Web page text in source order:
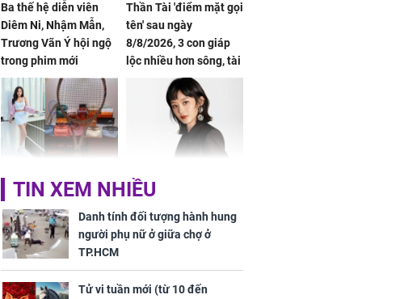
Ba thế hệ diễn viên
Diêm Ni, Nhậm Mẫn,
Trương Vãn Ý hội ngộ
trong phim mới
Thần Tài 'điểm mặt gọi
tên' sau ngày
8/8/2026, 3 con giáp
lộc nhiều hơn sông, tài
vận sáng như trăng
Rằm, chính thức hết
HH Mai Phương Thúy:
Mua đồ hiệu theo "lô",
tặng em gái biệt thự
120 tỷ trong "nốt nhạc"
Triệu Lệ Dĩnh liên tiếp
được Kim Ưng ưu ái,
đãi ngộ đặc biệt gây
chú ý
TIN XEM NHIỀU
Danh tính đối tượng hành hung
người phụ nữ ở giữa chợ ở
TP.HCM
Tử vi tuần mới (từ 10 đến